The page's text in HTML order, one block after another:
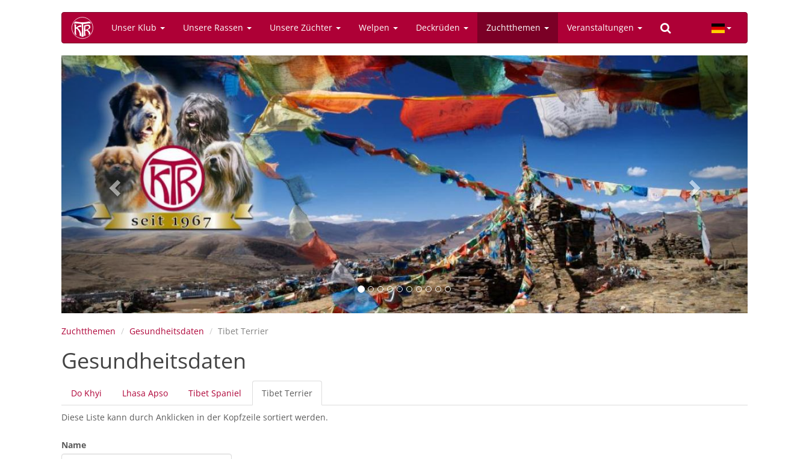
Unser Klub Unsere Rassen Unsere Züchter Welpen Deckrüden Zuchtthemen Veranstaltungen
Previous Next
Zuchtthemen Gesundheitsdaten Tibet Terrier
Gesundheitsdaten
Primäre
Reiter
Do Khyi Lhasa Apso Tibet Spaniel Tibet Terrier
Reiter)
Diese Liste kann durch Anklicken in der Kopfzeile sortiert werden.
Name